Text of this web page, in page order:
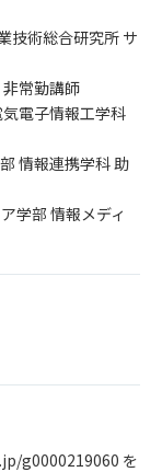
技術総合研究所 サ
常勤講師
電子情報工学科
情報連携学科 助
学部 情報メディ
g0000219060 を